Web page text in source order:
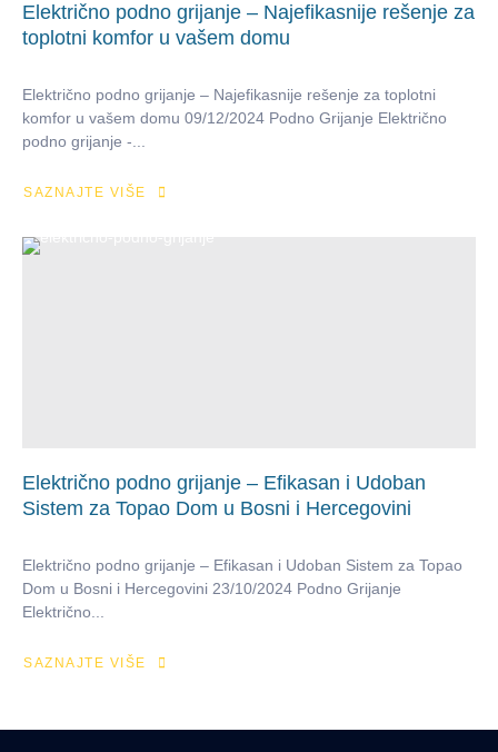
Električno podno grijanje – Najefikasnije rešenje za
toplotni komfor u vašem domu
Električno podno grijanje – Najefikasnije rešenje za toplotni
komfor u vašem domu 09/12/2024 Podno Grijanje Električno
podno grijanje -...
SAZNAJTE VIŠE
Električno podno grijanje – Efikasan i Udoban
Sistem za Topao Dom u Bosni i Hercegovini
Električno podno grijanje – Efikasan i Udoban Sistem za Topao
Dom u Bosni i Hercegovini 23/10/2024 Podno Grijanje
Električno...
SAZNAJTE VIŠE